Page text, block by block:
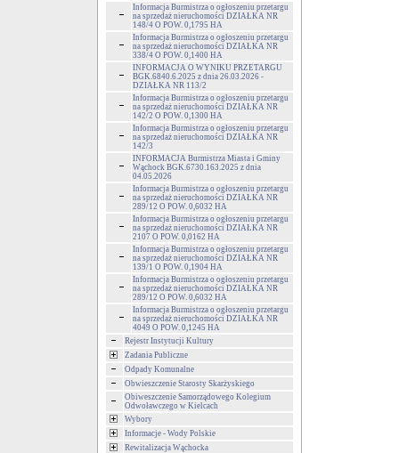
Informacja Burmistrza o ogłoszeniu przetargu
na sprzedaż nieruchomości DZIAŁKA NR
148/4 O POW. 0,1795 HA
Informacja Burmistrza o ogłoszeniu przetargu
na sprzedaż nieruchomości DZIAŁKA NR
338/4 O POW. 0,1400 HA
INFORMACJA O WYNIKU PRZETARGU
BGK.6840.6.2025 z dnia 26.03.2026 -
DZIAŁKA NR 113/2
Informacja Burmistrza o ogłoszeniu przetargu
na sprzedaż nieruchomości DZIAŁKA NR
142/2 O POW. 0,1300 HA
Informacja Burmistrza o ogłoszeniu przetargu
na sprzedaż nieruchomości DZIAŁKA NR
142/3
INFORMACJA Burmistrza Miasta i Gminy
Wąchock BGK.6730.163.2025 z dnia
04.05.2026
Informacja Burmistrza o ogłoszeniu przetargu
na sprzedaż nieruchomości DZIAŁKA NR
289/12 O POW. 0,6032 HA
Informacja Burmistrza o ogłoszeniu przetargu
na sprzedaż nieruchomości DZIAŁKA NR
2107 O POW. 0,0162 HA
Informacja Burmistrza o ogłoszeniu przetargu
na sprzedaż nieruchomości DZIAŁKA NR
139/1 O POW. 0,1904 HA
Informacja Burmistrza o ogłoszeniu przetargu
na sprzedaż nieruchomości DZIAŁKA NR
289/12 O POW. 0,6032 HA
Informacja Burmistrza o ogłoszeniu przetargu
na sprzedaż nieruchomości DZIAŁKA NR
4049 O POW. 0,1245 HA
Rejestr Instytucji Kultury
Zadania Publiczne
Odpady Komunalne
Obwieszczenie Starosty Skarżyskiego
Obiweszczenie Samorządowego Kolegium
Odwoławczego w Kielcach
Wybory
Informacje - Wody Polskie
Rewitalizacja Wąchocka